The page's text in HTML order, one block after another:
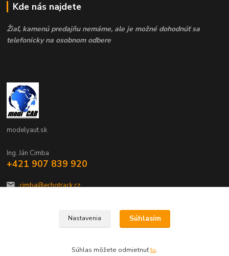
Kde nás najdete
Žiaľ, kamenú predajňu nemáme, ale je možné dohodnúť sa
telefonicky na osobnom odbere
modelyaut.sk
Ing. Ján Cimba
+421 907 839 920
cimba@echotrack.cz
Nastavenia Súhlasím
Súhlas môžete odmietnuťtu.